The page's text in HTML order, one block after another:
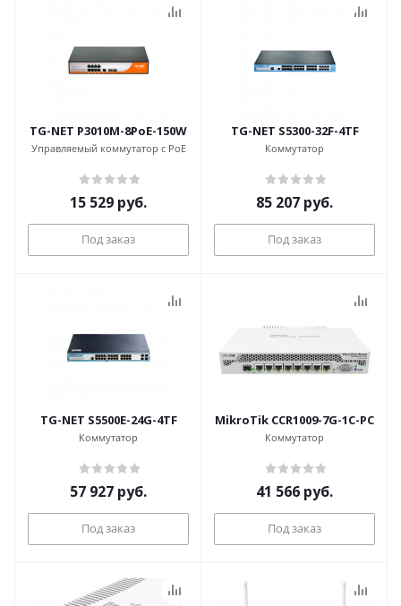
TG-NET P3010M-8PoE-150W
Управляемый коммутатор с PoE
15 529 руб.
Под заказ
TG-NET S5300-32F-4TF
Коммутатор
85 207 руб.
Под заказ
TG-NET S5500E-24G-4TF
Коммутатор
57 927 руб.
Под заказ
MikroTik CCR1009-7G-1C-PC
Коммутатор
41 566 руб.
Под заказ